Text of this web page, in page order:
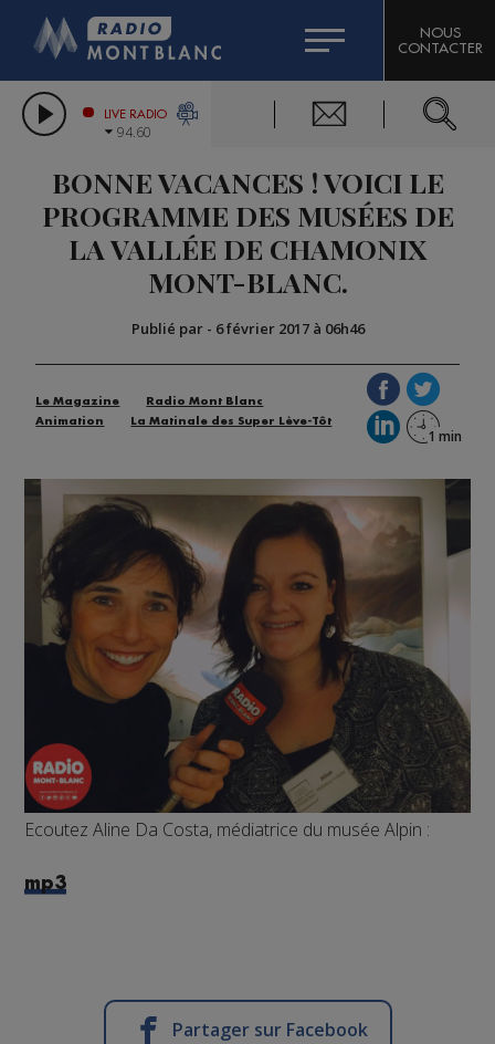
LES CHRONIQUES DE L'EXPERT
CITIZEN MACHINERY
GRAND MASSIF DOMAINES SKIABLES
BIGARD
COMPAGNIE DU MONT-BLANC
NOUS
CONTACTER
LIVE RADIO
94.60
BONNE VACANCES ! VOICI LE
PROGRAMME DES MUSÉES DE
LA VALLÉE DE CHAMONIX
MONT-BLANC.
Publié par - 6 février 2017 à 06h46
Le Magazine
Radio Mont Blanc
Animation
La Matinale des Super Lève-Tôt
Ecoutez Aline Da Costa, médiatrice du musée Alpin :
mp3
Partager sur Facebook